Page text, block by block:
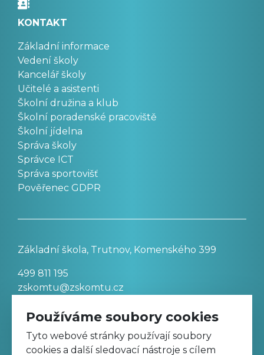
KONTAKT
Základní informace
Vedení školy
Kancelář školy
Učitelé a asistenti
Školní družina a klub
Školní poradenské pracoviště
Školní jídelna
Správa školy
Správce ICT
Správa sportovišť
Pověřenec GDPR
Základní škola, Trutnov, Komenského 399
499 811 195
zskomtu@zskomtu.cz
Prohlášení o přístupnosti stránek
Používáme soubory cookies
Tyto webové stránky používají soubory
cookies a další sledovací nástroje s cílem